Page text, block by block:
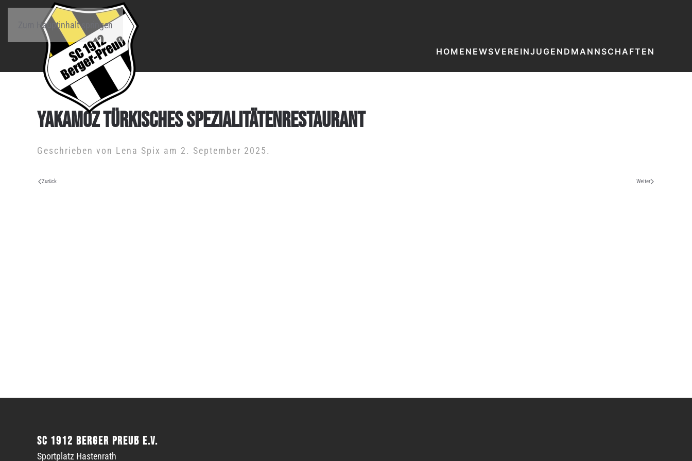
Zum Hauptinhalt springen
HOME NEWSVEREINJUGEND MANNSCHAFTEN
YAKAMOZ TÜRKISCHES SPEZIALITÄTENRESTAURANT
Geschrieben von Lena Spix am 2. September 2025.
Zurück Weiter
SC 1912 Berger Preuß e.V.
Sportplatz Hastenrath